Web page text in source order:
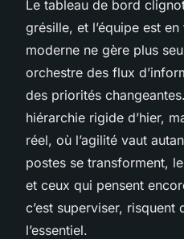
Le tableau de bord
grésille, et l’équipe est
moderne ne gère plus
orchestre des flux
des priorités
hiérarchie rigide d’hier,
réel, où l’agilité vaut
postes se transforment,
et ceux qui pensent
c’est superviser, risquent
l’essentiel.